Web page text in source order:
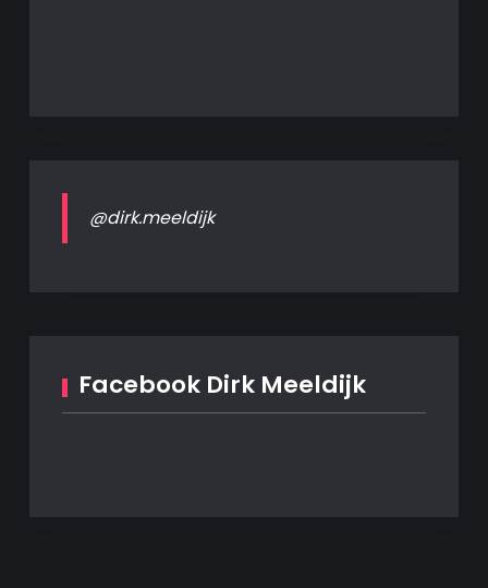
@dirk.meeldijk
Facebook Dirk Meeldijk